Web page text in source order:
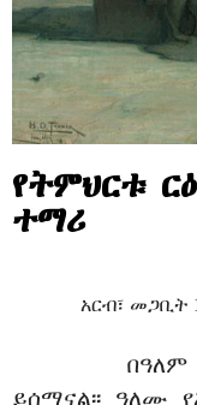
የትምህርቱ
ተማሪ
አርብ፣ መጋቢት
ይሰማናል፡፡ ዓለሙ